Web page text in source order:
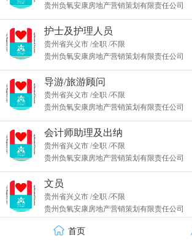
贵州负氧安康房地产营销策划有限责任公司
护士及护理人员
贵州省兴义市 /全职 /不限
贵州负氧安康房地产营销策划有限责任公司
导游/旅游顾问
贵州省兴义市 /全职 /不限
贵州负氧安康房地产营销策划有限责任公司
会计师助理及出纳
贵州省兴义市 /全职 /不限
贵州负氧安康房地产营销策划有限责任公司
文员
贵州省兴义市 /全职 /不限
贵州负氧安康房地产营销策划有限责任公司
计算机智能健康服务系统开发工程
首页